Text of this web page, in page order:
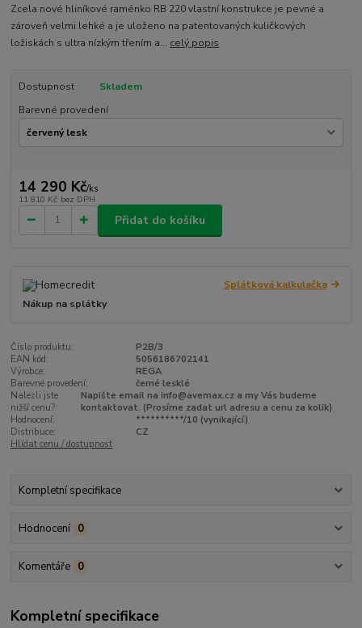
Zcela nové hliníkové raménko RB 220 vlastní konstrukce je pevné a
zároveň velmi lehké a je uloženo na patentovaných kuličkových
ložiskách s ultra nízkým třením a... celý popis
Dostupnost
Skladem
Barevné provedení
14 290 Kč/ks
11 810 Kč bez DPH
Přidat do košíku
Splátková kalkulačka
Nákup na splátky
Číslo produktu:
P2B/3
EAN kód:
5056186702141
Výrobce:
REGA
Barevné provedení:
černé lesklé
Nalezli jste
nižší cenu?:
Napište email na info@avemax.cz a my Vás budeme
kontaktovat. (Prosíme zadat url adresu a cenu za kolik)
Hodnocení:
**********/10 (vynikající)
Distribuce:
CZ
Hlídat cenu / dostupnost
Kompletní specifikace
Hodnocení 0
Komentáře 0
Kompletní specifikace